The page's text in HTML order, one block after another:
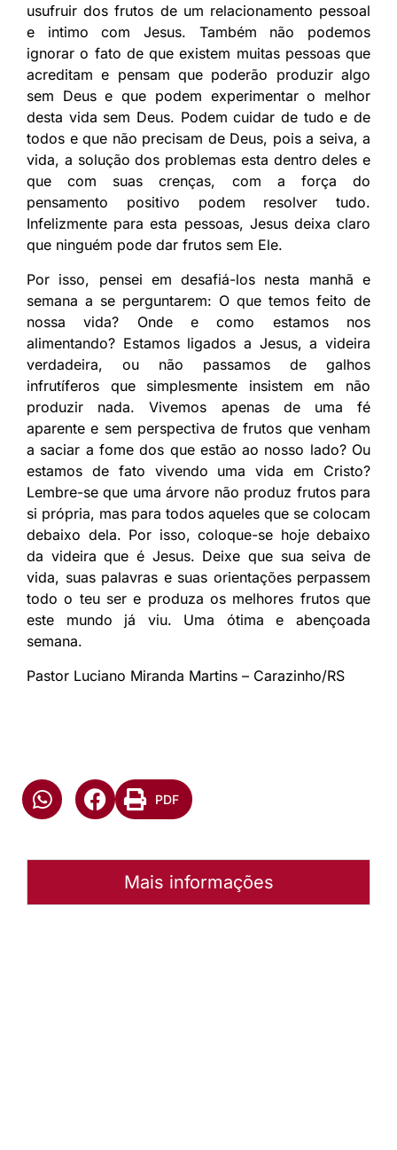
usufruir dos frutos de um relacionamento pessoal
e intimo com Jesus. Também não podemos
ignorar o fato de que existem muitas pessoas que
acreditam e pensam que poderão produzir algo
sem Deus e que podem experimentar o melhor
desta vida sem Deus. Podem cuidar de tudo e de
todos e que não precisam de Deus, pois a seiva, a
vida, a solução dos problemas esta dentro deles e
que com suas crenças, com a força do
pensamento positivo podem resolver tudo.
Infelizmente para esta pessoas, Jesus deixa claro
que ninguém pode dar frutos sem Ele.
Por isso, pensei em desafiá-los nesta manhã e
semana a se perguntarem: O que temos feito de
nossa vida? Onde e como estamos nos
alimentando? Estamos ligados a Jesus, a videira
verdadeira, ou não passamos de galhos
infrutíferos que simplesmente insistem em não
produzir nada. Vivemos apenas de uma fé
aparente e sem perspectiva de frutos que venham
a saciar a fome dos que estão ao nosso lado? Ou
estamos de fato vivendo uma vida em Cristo?
Lembre-se que uma árvore não produz frutos para
si própria, mas para todos aqueles que se colocam
debaixo dela. Por isso, coloque-se hoje debaixo
da videira que é Jesus. Deixe que sua seiva de
vida, suas palavras e suas orientações perpassem
todo o teu ser e produza os melhores frutos que
este mundo já viu. Uma ótima e abençoada
semana.
Pastor Luciano Miranda Martins – Carazinho/RS
PDF
Mais informações